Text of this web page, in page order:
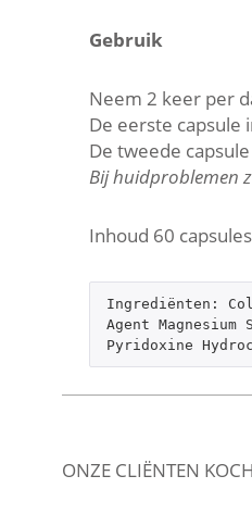
Gebruik
Neem 2 keer per
De eerste capsule
De tweede
Bij huidproblemen
Inhoud 60 capsules
Ingrediënten:
Agent
Pyridoxine
ONZE CLIËNTEN